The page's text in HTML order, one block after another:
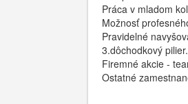
Práca v mladom
Možnosť
Pravidelné
3.dôchodkový pilier.
Firemné akcie -
Ostatné